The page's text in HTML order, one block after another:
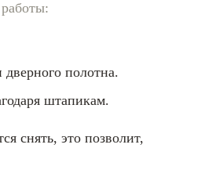
дверного полотна.
штапикам.
снять, это позволит,